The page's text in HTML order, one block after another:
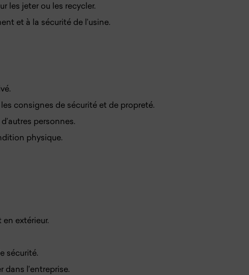
les jeter ou les recycler.
et à la sécurité de l’usine.
consignes de sécurité et de propreté.
personnes.
physique.
en extérieur.
sécurité.
dans l’entreprise.